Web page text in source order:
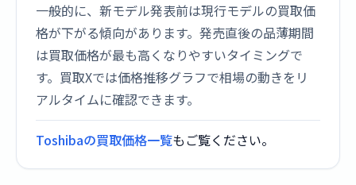
一般的に、新モデル発表前は現行モデルの買取価
格が下がる傾向があります。発売直後の品薄期間
は買取価格が最も高くなりやすいタイミングで
す。買取Xでは価格推移グラフで相場の動きをリ
アルタイムに確認できます。
Toshibaの買取価格一覧もご覧ください。